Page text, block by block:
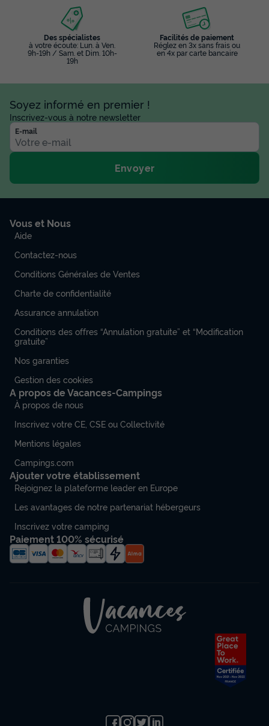
APPARTEMENT 4 personnes - Bleuet 58
m² - 3 pièces - 2 chambres - Climatisation
Annulation gratuite
Surface
58m²
Adultes
4
Chambres
Climatisation
APPARTEMENT 4 personnes - Bleuet 58 m² - 3 pièces - 2
du23/09/2026
Meilleur prix pour 7 nuits
Modifier les dates
Voir les disponibilités
MOBILHOME 4 personnes - Moorea 52 m²
- 3 pièces - 2 chambres - Jacuzzi privatif -
Climatisation
Annulation gratuite
Surface
Adultes Chambres
Terrasse couverte Climatisation
Réfrigérateur
+ 4
MOBILHOME 4 personnes - Moorea 52 m² - 3 pièces - 2
chambres - Jacuzzi privatif - Climatisation
30/11/2026au07/12/2026
726 €
Des spécialistes
à votre écoute: Lun. à Ven.
9h-19h / Sam. et Dim. 10h-
19h
Facilités de paiement
Réglez en 3x sans frais ou
en 4x par carte bancaire
Soyez informé en premier !
Inscrivez-vous à notre newsletter
E-mail
Envoyer
Vous et Nous
Aide
Contactez-nous
Conditions Générales de Ventes
Charte de confidentialité
Assurance annulation
Conditions des offres “Annulation gratuite” et “Modification
gratuite”
Nos garanties
Gestion des cookies
A propos de Vacances-Campings
À propos de nous
Inscrivez votre CE, CSE ou Collectivité
Mentions légales
Campings.com
Ajouter votre établissement
Rejoignez la plateforme leader en Europe
Les avantages de notre partenariat hébergeurs
Inscrivez votre camping
Paiement 100% sécurisé